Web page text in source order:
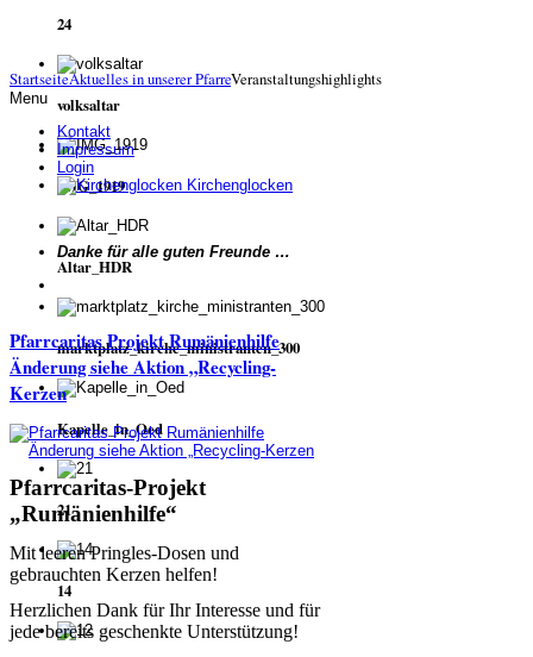
24
volksaltar
IMG_1919
Altar_HDR
marktplatz_kirche_ministranten_300
Kapelle_in_Oed
21
14
StartseiteAktuelles in unserer PfarreVeranstaltungshighlights
Menu
Kontakt
Impressum
Login
Kirchenglocken
Danke für alle guten Freunde …
Pfarrcaritas Projekt Rumänienhilfe
Änderung siehe Aktion „Recycling-
Kerzen
Pfarrcaritas-Projekt
„Rumänienhilfe“
Mit leeren Pringles-Dosen und
gebrauchten Kerzen helfen!
Herzlichen Dank für Ihr Interesse und für
jede bereits geschenkte Unterstützung!